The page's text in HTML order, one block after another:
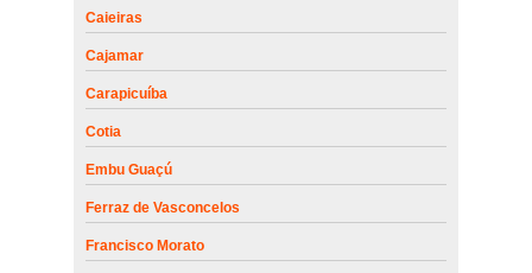
Caieiras
Cajamar
Carapicuíba
Cotia
Embu Guaçú
Ferraz de Vasconcelos
Francisco Morato